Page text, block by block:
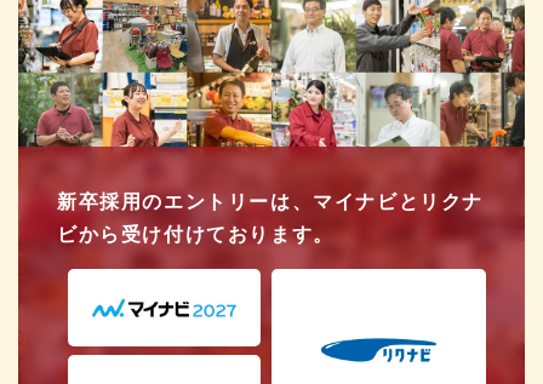
新卒採用のエントリーは、マイナビとリクナ
ビから受け付けております。